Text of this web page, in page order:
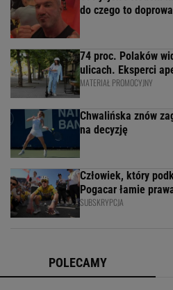
do czego to
74 proc. Polaków
ulicach. Eksperci
MATERIAŁ PROMOCYJNY
Chwalińska znów
na decyzję
Człowiek, który
Pogacar łamie
SUBSKRYPCJA
POLECAMY